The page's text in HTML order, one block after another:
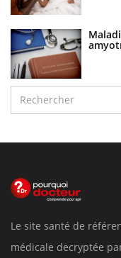
Le site santé de
médicale decryptée